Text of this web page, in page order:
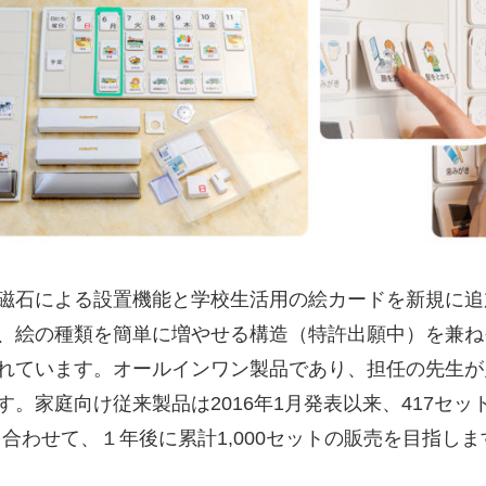
石による設置機能と学校生活用の絵カードを新規に
絵の種類を簡単に増やせる構造（特許出願中）を兼
ています。オールインワン製品であり、担任の先生
。家庭向け従来製品は2016年1月発表以来、417セッ
わせて、１年後に累計1,000セットの販売を目指しま